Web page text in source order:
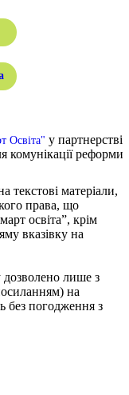
Освіта" у партнерстві
комунікації реформи
текстові матеріали,
права, що
освіта”, крім
вказівку на
дозволено лише з
на
без погодження з